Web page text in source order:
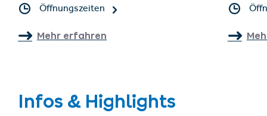
Öffnungszeiten
Mehr erfahren
Infos & Highlights